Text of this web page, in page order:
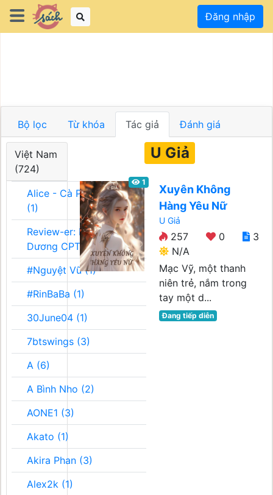
Đăng nhập
Bộ lọc Từ khóa Tác giả Đánh giá
Việt Nam
(724)
Alice - Cà Phê Team
(1)
Review-er: Dương
Dương CPT (1)
#Nguyệt Vũ (1)
#RinBaBa (1)
30June04 (1)
7btswings (3)
A (6)
A Bình Nho (2)
AONE1 (3)
Akato (1)
Akira Phan (3)
Alex2k (1)
U Giả
1
Xuyên Không
Hàng Yêu Nữ
U Giả
257 0
3
N/A
Mạc Vỹ, một thanh
niên trẻ, nắm trong
tay một d...
Đang tiếp diễn